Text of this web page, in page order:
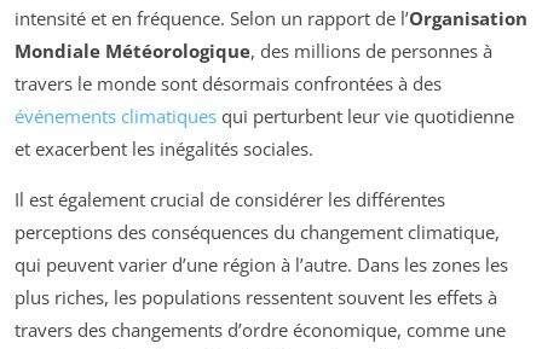
intensité et en fréquence. Selon un rapport de l’Organisation
Mondiale Météorologique, des millions de personnes à
travers le monde sont désormais confrontées à des
événements climatiques qui perturbent leur vie quotidienne
et exacerbent les inégalités sociales.
Il est également crucial de considérer les différentes
perceptions des conséquences du changement climatique,
qui peuvent varier d’une région à l’autre. Dans les zones les
plus riches, les populations ressentent souvent les effets à
travers des changements d’ordre économique, comme une